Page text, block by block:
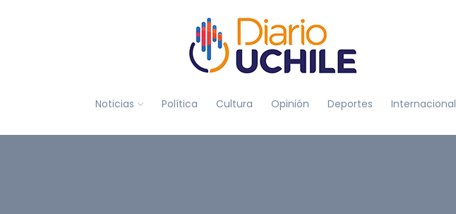
Noticias Política Cultura Opinión Deportes Internacional